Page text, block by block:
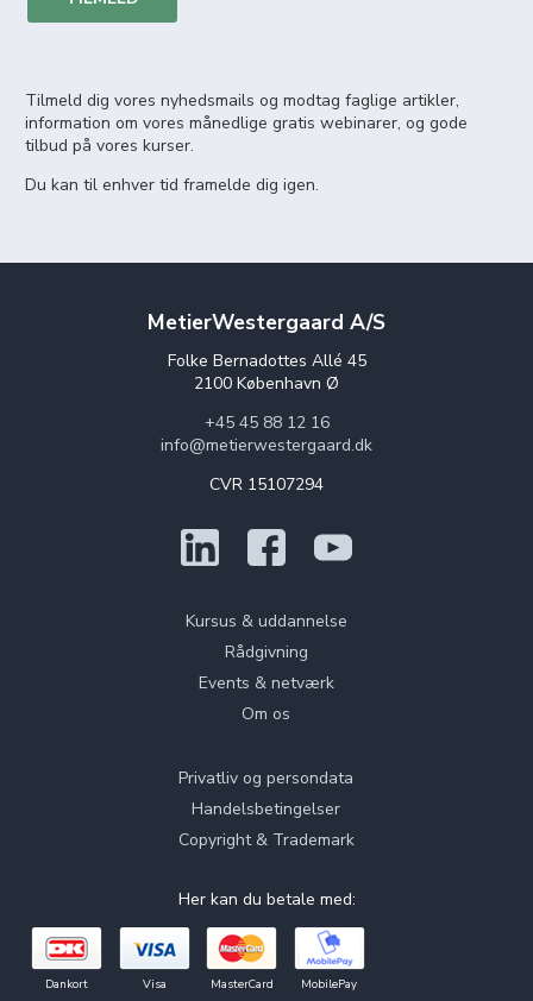
Tilmeld dig vores nyhedsmails og modtag faglige artikler,
information om vores månedlige gratis webinarer, og gode
tilbud på vores kurser.
Du kan til enhver tid framelde dig igen.
MetierWestergaard A/S
Folke Bernadottes Allé 45
2100 København Ø
+45 45 88 12 16
info@metierwestergaard.dk
CVR 15107294
Kursus & uddannelse
Rådgivning
Events & netværk
Om os
Privatliv og persondata
Handelsbetingelser
Copyright & Trademark
Her kan du betale med:
Dankort Visa MasterCard MobilePay